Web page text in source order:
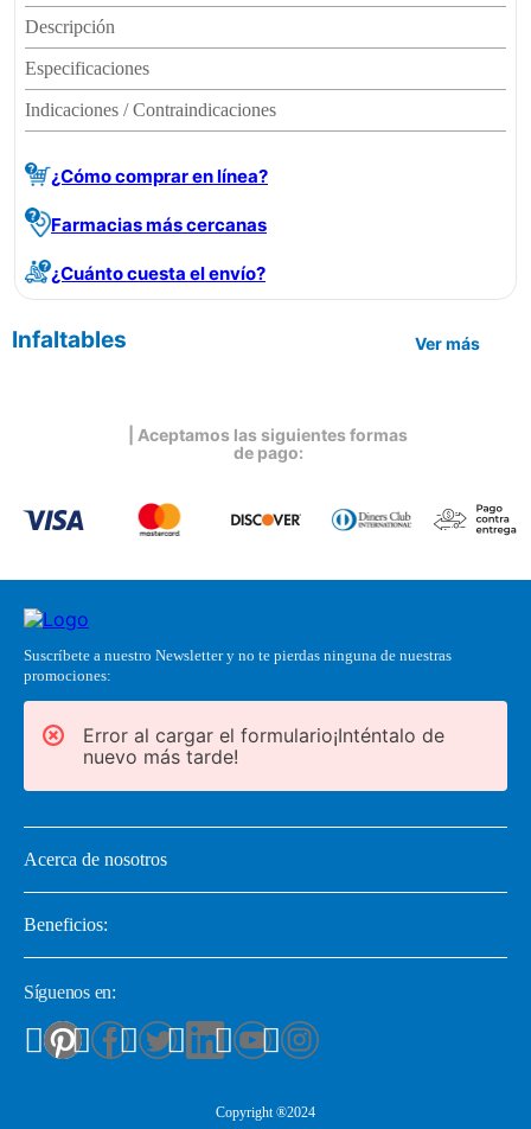
Descripción
Especificaciones
Indicaciones / Contraindicaciones
¿Cómo comprar en línea?
Farmacias más cercanas
¿Cuánto cuesta el envío?
Infaltables Ver más
| Aceptamos las siguientes formas
de pago:
Suscríbete a nuestro Newsletter y no te pierdas ninguna de nuestras
promociones:
Error al cargar el formulario¡Inténtalo de
nuevo más tarde!
Acerca de nosotros
Beneficios:
Síguenos en:
Copyright ®2024